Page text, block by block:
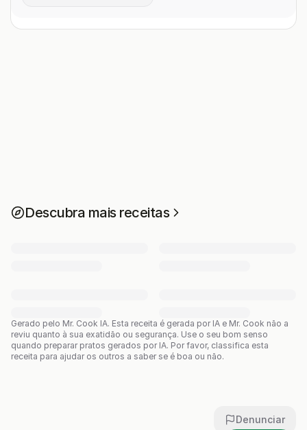
Descubra mais receitas
Gerado pelo Mr. Cook IA. Esta receita é gerada por IA e Mr. Cook não a
reviu quanto à sua exatidão ou segurança. Use o seu bom senso
quando preparar pratos gerados por IA. Por favor, classifica esta
receita para ajudar os outros a saber se é boa ou não.
Denunciar